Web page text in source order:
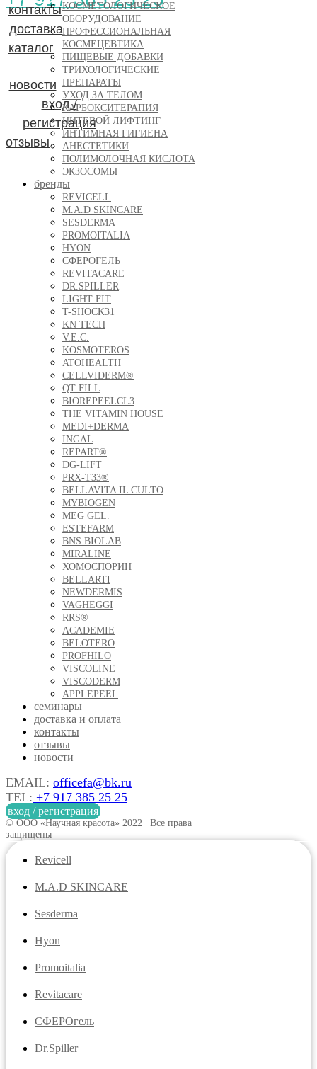
вход / регистрация
отзывы
контакты
доставка
каталог
новости
вход /
регистрация
отзывы
КОСМЕТОЛОГИЧЕСКОЕ
ОБОРУДОВАНИЕ
ПРОФЕССИОНАЛЬНАЯ
КОСМЕЦЕВТИКА
ПИЩЕВЫЕ ДОБАВКИ
ТРИХОЛОГИЧЕСКИЕ
ПРЕПАРАТЫ
УХОД ЗА ТЕЛОМ
КАРБОКСИТЕРАПИЯ
НИТЕВОЙ ЛИФТИНГ
ИНТИМНАЯ ГИГИЕНА
АНЕСТЕТИКИ
ПОЛИМОЛОЧНАЯ КИСЛОТА
ЭКЗОСОМЫ
бренды
REVICELL
M.A.D SKINCARE
SESDERMA
PROMOITALIA
HYON
CФЕРОГЕЛЬ
REVITACARE
DR.SPILLER
LIGHT FIT
T-SHOCK31
KN TECH
V.E.C.
KOSMOTEROS
ATOHEALTH
CELLVIDERM®
QT FILL
BIOREPEELCL3
THE VITAMIN HOUSE
MEDI+DERMA
INGAL
REPART®
DG-LIFT
PRX-T33®
BELLAVITA IL CULTO
MYBIOGEN
MEG GEL.
ESTEFARM
BNS BIOLAB
MIRALINE
ХОМОСПОРИН
BELLARTI
NEWDERMIS
VAGHEGGI
RRS®
ACADEMIE
BELOTERO
PROFHILO
VISCOLINE
VISCODERM
APPLEPEEL
семинары
доставка и оплата
контакты
отзывы
новости
EMAIL: officefa@bk.ru
TEL: +7 917 385 25 25
вход / регистрация
© ООО «Научная красота» 2022 | Все права
защищены
Revicell
M.A.D SKINCARE
Sesderma
Hyon
Promoitalia
Revitacare
CФЕРОгель
Dr.Spiller